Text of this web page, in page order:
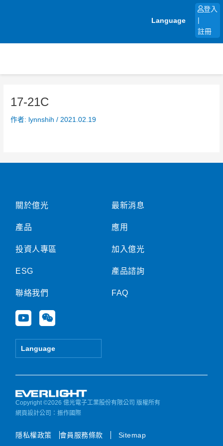
Language
登入
註冊
17-21C
作者: lynnshih/ 2021.02.19
關於億光
產品
投資人專區
ESG
聯絡我們
Y
o
u
e
W
e
i
Language
最新消息
應用
加入億光
產品諮詢
FAQ
Copyright ©2026 億光電子工業股份有限公司 版權所有
網頁設計公司 ：振作國際
隱私權政策 會員服務條款 Sitemap